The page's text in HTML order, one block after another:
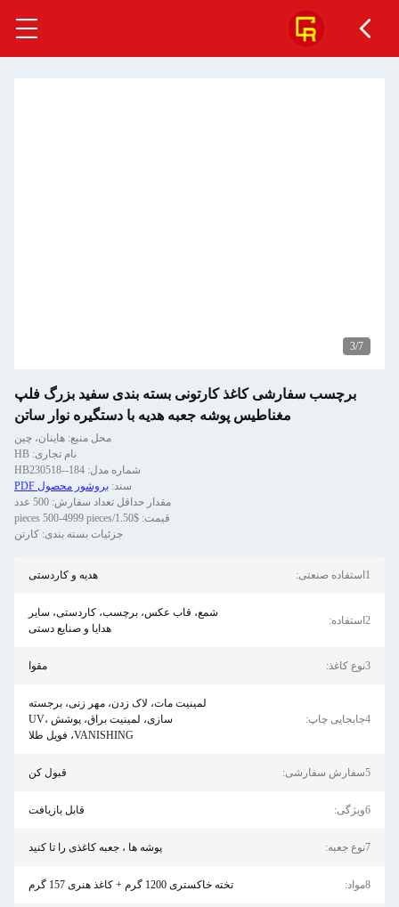
4/7
برچسب سفارشی کاغذ کارتونی بسته بندی سفید بزرگ فلپ
مغناطیس پوشه جعبه هدیه با دستگیره نوار ساتن
محل منبع: هاینان، چین
نام تجاری: HB
شماره مدل: HB230518--184
سند: بروشور محصول PDF
مقدار حداقل تعداد سفارش: 500 عدد
قیمت: $1.50/pieces 500-4999 pieces
جزئیات بسته بندی: کارتن
1استفاده صنعتی: هدیه و کاردستی
2استفاده:
شمع، قاب عکس، برچسب، کاردستی، سایر
هدایا و صنایع دستی
3نوع کاغذ: مقوا
4جابجایی چاپ:
لمینیت مات، لاک زدن، مهر زنی، برجسته
سازی، لمینیت براق، پوشش UV،
VANISHING، فویل طلا
5سفارش سفارشی: قبول کن
6ویژگی: قابل بازیافت
7نوع جعبه: پوشه ها ، جعبه کاغذی را تا کنید
8مواد: تخته خاکستری 1200 گرم + کاغذ هنری 157 گرم